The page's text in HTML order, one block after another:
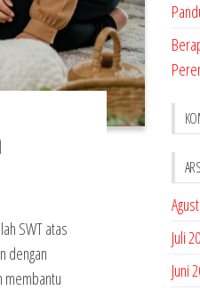
SWT atas
dengan
membantu
Juli
Juni